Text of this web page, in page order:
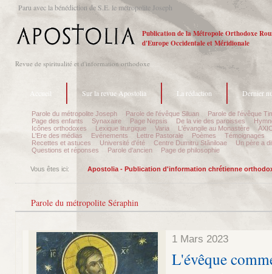
Paru avec la bénédiction de S.E. le métropolite Joseph
Publication de la Métropole Orthodoxe
d'Europe Occidentale et Méridionale
Revue de spiritualité et d'information orthodoxe
Accueil Sur la revue Apostolia La rédaction Dernier
Parole du métropolite Joseph Parole de l'évêque Siluan
Parole de l'évêque
Page des enfants
Synaxaire Page Nepsis De la vie des paroisses
Icônes orthodoxes
Lexique liturgique Varia L'évangile au Monastère
L'Ere des médias
Evénements Lettre Pastorale Poèmes
Témoignages
Recettes et astuces
Université d'été Centre Dumitru Stăniloae
Un père a
Questions et réponses
Parole d'ancien Page de philosophie
Vous êtes ici: Apostolia - Publication d'information chrétienne
Parole du métropolite Séraphin
1 Mars 2023
L'évêque